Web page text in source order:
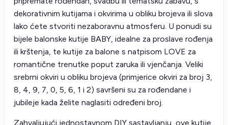
dekorativnim kutijama i okvirima u obliku brojeva ili slova
lako ćete stvoriti nezaboravnu atmosferu. U ponudi su
bijele balonske kutije BABY, idealne za proslave rođenja
ili krštenja, te kutije za balone s natpisom LOVE za
romantične trenutke poput zaruka ili vjenčanja. Veliki
srebrni okviri u obliku brojeva (primjerice okviri za broj 3,
8, 4, 9, 7, 0, 5, 6, 1 i 2) savršeni su za rođendane i
jubileje kada želite naglasiti određeni broj.
Zahvaljujući jednostavnom DIY sastavljanju, ove kutije